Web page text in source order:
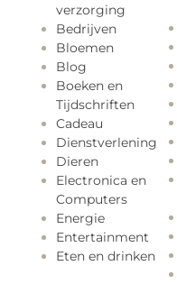
verzorging
Bedrijven
Bloemen
Blog
Boeken en
Tijdschriften
Cadeau
Dienstverlening
Dieren
Electronica en
Computers
Energie
Entertainment
Eten en drinken